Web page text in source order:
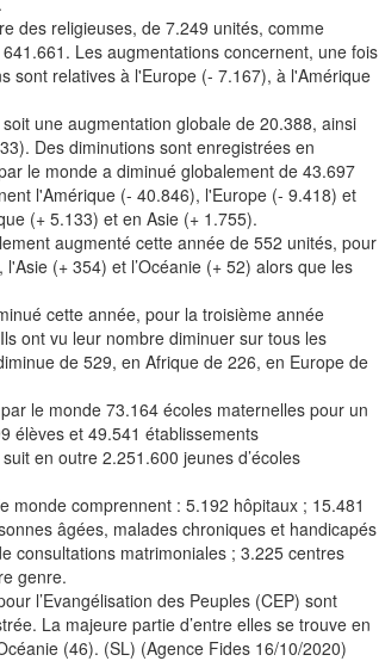
des religieuses, de 7.249 unités, comme
Les augmentations concernent, une fois
sont relatives à l'Europe (- 7.167), à l'Amérique
une augmentation globale de 20.388, ainsi
Des diminutions sont enregistrées en
le monde a diminué globalement de 43.697
l'Amérique (- 40.846), l'Europe (- 9.418) et
(+ 5.133) et en Asie (+ 1.755).
augmenté cette année de 552 unités, pour
(+ 354) et l’Océanie (+ 52) alors que les
cette année, pour la troisième année
ont vu leur nombre diminuer sur tous les
de 529, en Afrique de 226, en Europe de
le monde 73.164 écoles maternelles pour un
élèves et 49.541 établissements
en outre 2.251.600 jeunes d’écoles
monde comprennent : 5.192 hôpitaux ; 15.481
âgées, malades chroniques et handicapés
consultations matrimoniales ; 3.225 centres
genre.
l’Evangélisation des Peuples (CEP) sont
La majeure partie d’entre elles se trouve en
(46). (SL) (Agence Fides 16/10/2020)